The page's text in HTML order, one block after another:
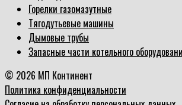
Горелки газомазутные
Тягодутьевые машины
Дымовые трубы
Запасные части котельного
© 2026 МП Континент
Политика конфиденциальности